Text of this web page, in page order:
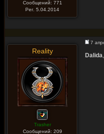
Сообщений: 771
Рег. 5.04.2014
Reality
Trasher
Сообщений: 209
7
Dalida